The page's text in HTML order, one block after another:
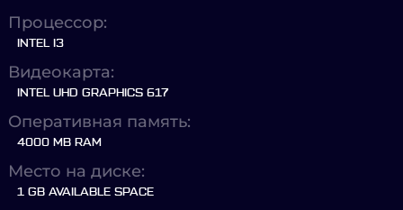
Процессор:
INTEL I3
Видеокарта:
INTEL UHD GRAPHICS 617
Оперативная память:
4000 MB RAM
Место на диске:
1 GB AVAILABLE SPACE